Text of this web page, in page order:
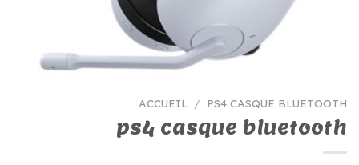
ACCUEIL / PS4 CASQUE BLUETOOTH
ps4 casque bluetooth